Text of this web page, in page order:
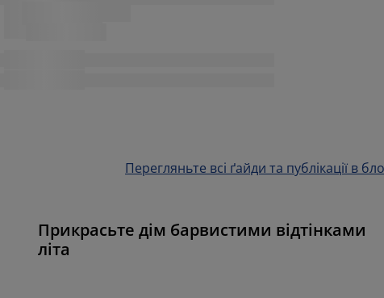
Перегляньте всі ґайди та публікації в
Прикрасьте дім барвистими відтінками
літа